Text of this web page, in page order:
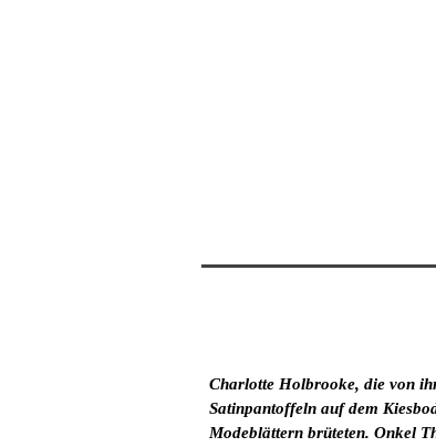
Charlotte Holbrooke, die von
Satinpantoffeln auf dem
Modeblättern brüteten. Onkel